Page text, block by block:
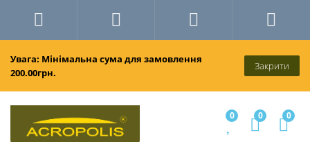
Увага: Мінімальна сума для замовлення
200.00грн.
Закрити
0 0 0